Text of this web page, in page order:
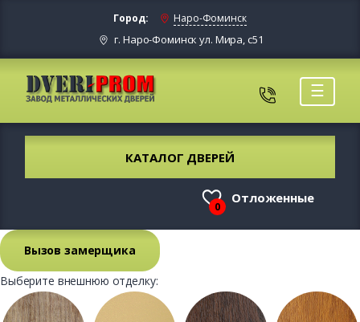
Город: Наро-Фоминск
г. Наро-Фоминск ул. Мира, с51
☰
КАТАЛОГ ДВЕРЕЙ
0
Отложенные
Вызов замерщика
Выберите внешнюю отделку: